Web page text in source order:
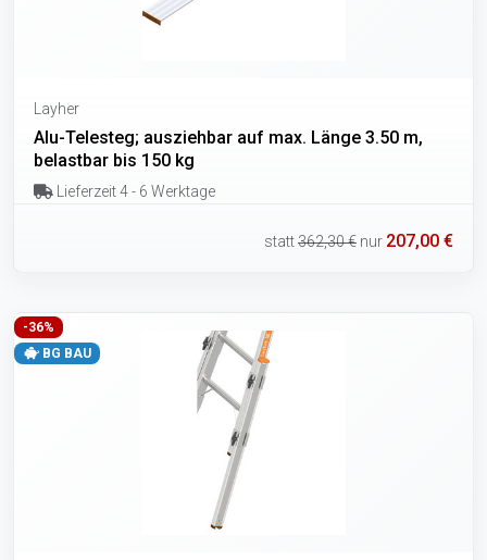
Layher
Alu-Telesteg; ausziehbar auf max. Länge 3.50 m,
belastbar bis 150 kg
Lieferzeit 4 - 6 Werktage
statt362,30 € nur 207,00 €
-36%
BG BAU